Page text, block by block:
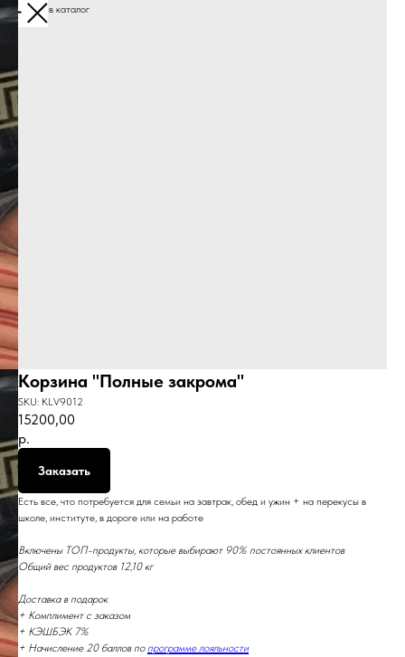
Вернуться в каталог
Корзина "Полные закрома"
SKU: KLV9012
15200,00
р.
Заказать
Есть все, что потребуется для семьи на завтрак, обед и ужин + на перекусы в
школе, институте, в дороге или на работе
Включены ТОП-продукты, которые выбирают 90% постоянных клиентов
Общий вес продуктов 12,10 кг
Доставка в подарок
+ Комплимент с заказом
+ КЭШБЭК 7%
+ Начисление 20 баллов попрограмме лояльности